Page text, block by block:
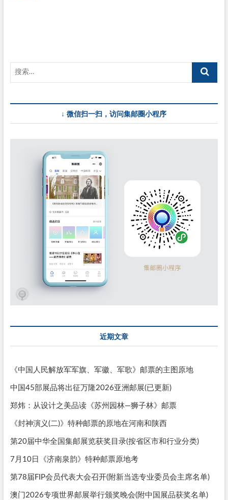
党
立
↓ 微信扫一扫，访问集邮圈小程序
近期文章
《中国人民解放军军旗、军徽、军歌》邮票的主图原地
中国45部展品将出征万隆2026亚洲邮展(已更新)
郑炜：从设计之美品读《苏州园林—狮子林》邮票
《封神演义(二)》特种邮票的原地在河南和陕西
第20届中华全国集邮展览获奖目录(按省区市和行业分类)
7月10日《济南泉韵》特种邮票原地考
第78届FIP会员代表大会召开(附新当选专业委员会主席名单)
澳门2026专项世界邮展举行颁奖晚会(附中国展品获奖名单)